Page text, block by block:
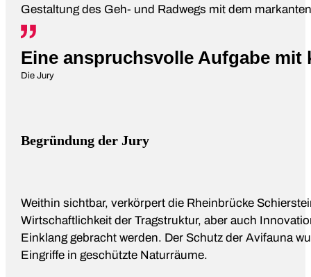
Gestaltung des Geh- und Radwegs mit dem
Eine anspruchsvolle Aufgabe
Die Jury
Begründung der Jury
Weithin sichtbar, verkörpert die Rheinbrücke
Wirtschaftlichkeit der Tragstruktur, aber auch
Einklang gebracht werden. Der Schutz der Avifauna
Eingriffe in geschützte Naturräume.